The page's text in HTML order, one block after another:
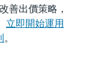
善出價策略，
立即開始運用
。